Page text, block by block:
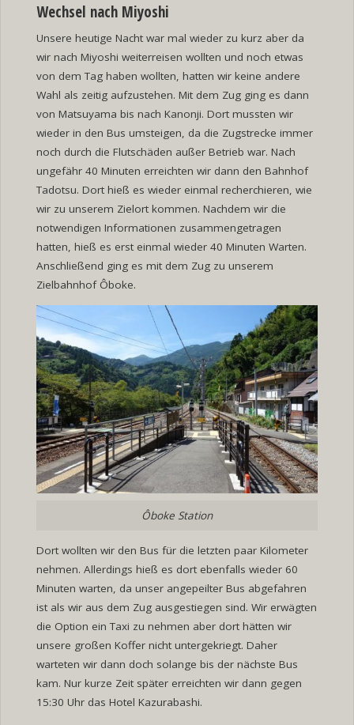
Wechsel nach Miyoshi
Unsere heutige Nacht war mal wieder zu kurz aber da
wir nach Miyoshi weiterreisen wollten und noch etwas
von dem Tag haben wollten, hatten wir keine andere
Wahl als zeitig aufzustehen. Mit dem Zug ging es dann
von Matsuyama bis nach Kanonji. Dort mussten wir
wieder in den Bus umsteigen, da die Zugstrecke immer
noch durch die Flutschäden außer Betrieb war. Nach
ungefähr 40 Minuten erreichten wir dann den Bahnhof
Tadotsu. Dort hieß es wieder einmal recherchieren, wie
wir zu unserem Zielort kommen. Nachdem wir die
notwendigen Informationen zusammengetragen
hatten, hieß es erst einmal wieder 40 Minuten Warten.
Anschließend ging es mit dem Zug zu unserem
Zielbahnhof Ôboke.
Ôboke Station
Dort wollten wir den Bus für die letzten paar Kilometer
nehmen. Allerdings hieß es dort ebenfalls wieder 60
Minuten warten, da unser angepeilter Bus abgefahren
ist als wir aus dem Zug ausgestiegen sind. Wir erwägten
die Option ein Taxi zu nehmen aber dort hätten wir
unsere großen Koffer nicht untergekriegt. Daher
warteten wir dann doch solange bis der nächste Bus
kam. Nur kurze Zeit später erreichten wir dann gegen
15:30 Uhr das Hotel Kazurabashi.